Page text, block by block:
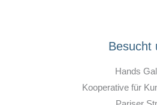
Besucht
Hands
Kooperative für